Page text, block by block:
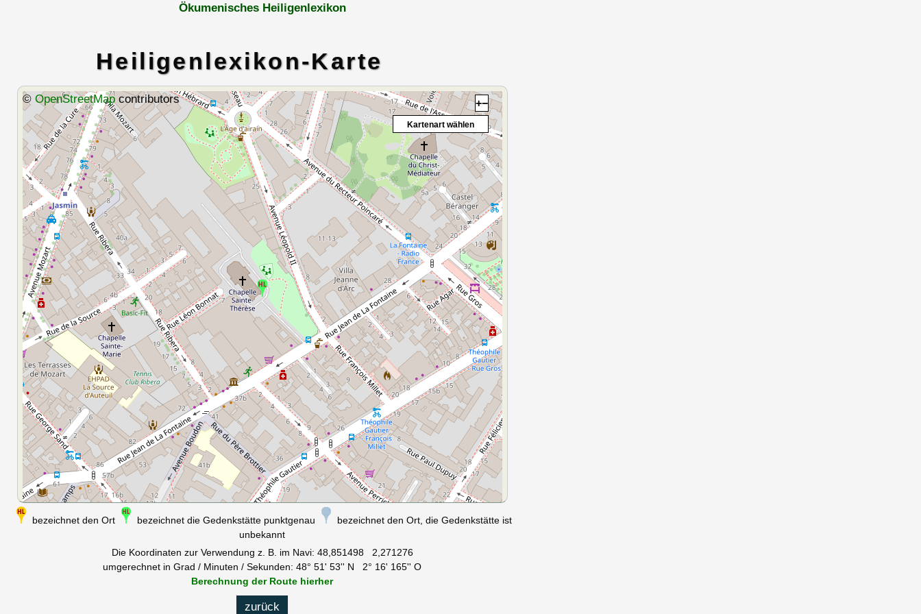
Ökumenisches Heiligenlexikon
Heiligenlexikon-Karte
+−
© OpenStreetMapcontributors
Kartenart wählen
bezeichnet den Ort bezeichnet die Gedenkstätte punktgenau
bezeichnet den Ort, die Gedenkstätte ist
unbekannt
Die Koordinaten zur Verwendung z. B. im Navi: 48,851498 2,271276
umgerechnet in Grad / Minuten / Sekunden: 48° 51' 53'' N 2° 16' 165'' O
Berechnung der Route hierher